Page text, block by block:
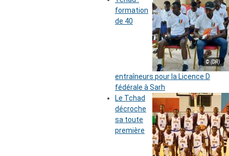
© (DR)
formation
de 40
entraîneurs pour la Licence D
fédérale à Sarh
Le Tchad
décroche
sa toute
première